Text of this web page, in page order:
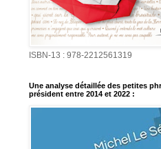
ISBN-13 : 978-2212561319
Une analyse détaillée des petites
président entre 2014 et 2022 :